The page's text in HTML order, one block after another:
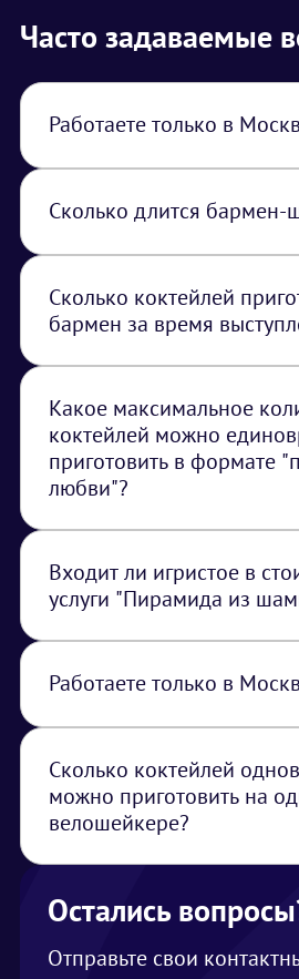
Часто задаваемые
Работаете только в
стоимость услуги
из Москвы.
Сколько длится бармен-
Сколько коктейлей
бармен за время
выступление, за время
приготовит 4-5 коктейлей.
Какое максимальное
коктейлей можно
приготовить в формате
любви"?
Входит ли игристое в
услуги "Пирамида из
может быть предоставлено
Работаете только в
стоимость услуги
из Москвы
Сколько коктейлей
можно приготовить на
велошейкере?
можно приготовить 3-4
приготовления 2-3 минуты
Остались
Отправьте свои